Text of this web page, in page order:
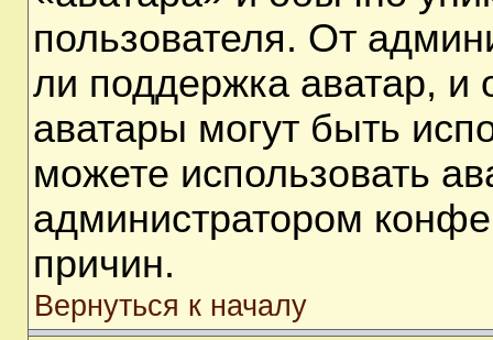
пользователя. От
ли поддержка аватар, и
аватары могут быть
можете использовать
администратором
причин.
Вернуться к началу